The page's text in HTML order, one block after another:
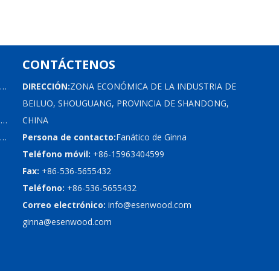
Piezas de repuesto para contenedores
Equipos de amarre de contenedores
Piezas de repuesto para contenedores de refrigeración
CONTÁCTENOS
DIRECCIÓN:ZONA ECONÓMICA DE LA INDUSTRIA DE
BEILUO, SHOUGUANG, PROVINCIA DE SHANDONG,
CHINA
Persona de contacto:Fanático de Ginna
Teléfono móvil: +86-15963404599
Fax: +86-536-5655432
Teléfono: +86-536-5655432
Correo electrónico: info@esenwood.com
ginna@esenwood.com